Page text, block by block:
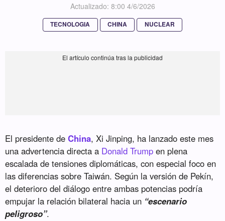
Actualizado: 8:00 4/6/2026
TECNOLOGIA CHINA NUCLEAR
El presidente deChina, Xi Jinping, ha lanzado este mes
una advertencia directa a Donald Trump en plena
escalada de tensiones diplomáticas, con especial foco en
las diferencias sobre Taiwán. Según la versión de Pekín,
el deterioro del diálogo entre ambas potencias podría
empujar la relación bilateral hacia un “escenario
peligroso”.